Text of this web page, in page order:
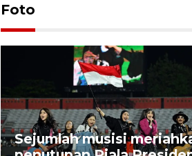
Foto
Sejumlah musisi